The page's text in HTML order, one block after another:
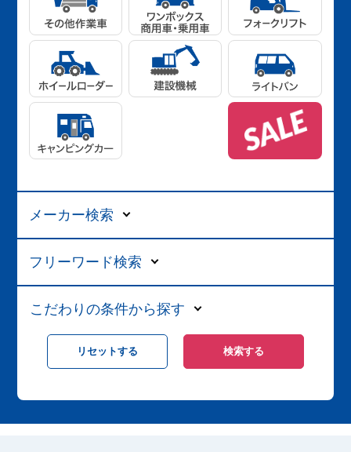
メーカー検索
フリーワード検索
こだわりの条件から探す